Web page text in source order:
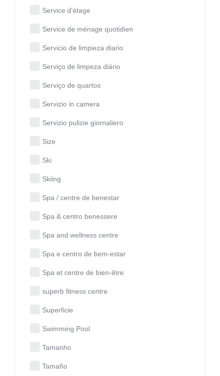
Service d'étage
Service de ménage quotidien
Servicio de limpieza diario
Serviço de limpeza diário
Serviço de quartos
Servizio in camera
Servizio pulizie giornaliero
Size
Ski
Skiing
Spa / centre de benestar
Spa & centro benessere
Spa and wellness centre
Spa e centro de bem-estar
Spa et centre de bien-être
superb fitness centre
Superficie
Swimming Pool
Tamanho
Tamaño